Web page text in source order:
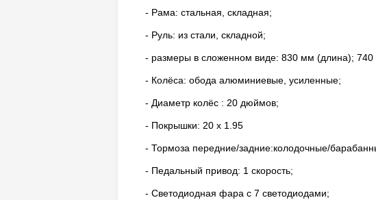
- Рама: стальная, складная;
- Руль: из стали, складной;
- размеры в сложенном виде: 830 мм (длина);
- Колёса: обода алюминиевые, усиленные;
- Диаметр колёс : 20 дюймов;
- Покрышки: 20 х 1.95
- Тормоза передние/задние:колодочные/
- Педальный привод: 1 скорость;
- Светодиодная фара с 7 светодиодами;